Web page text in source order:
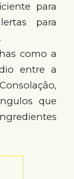
para
para
como a
entre a
que